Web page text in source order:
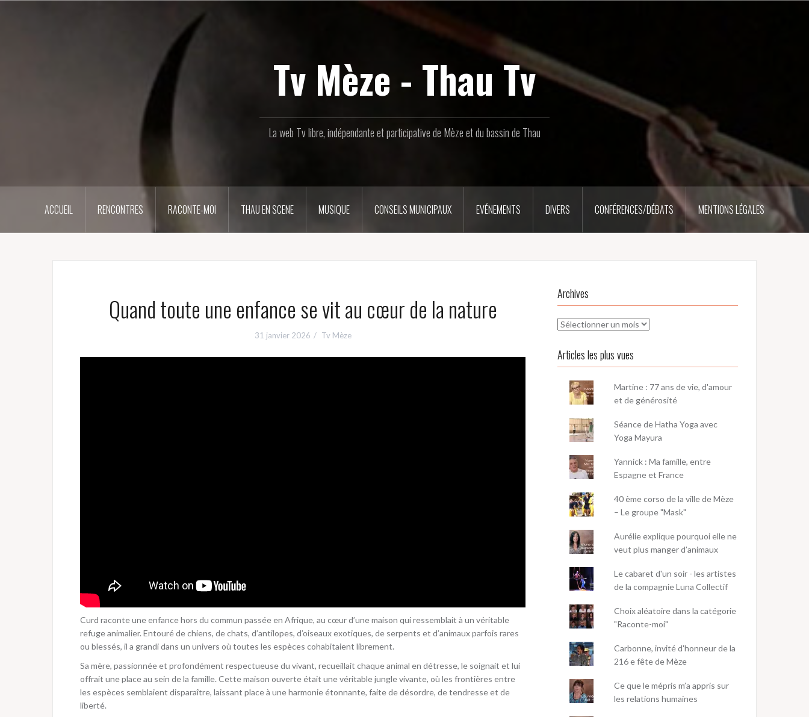
Tv Mèze - Thau Tv
La web Tv libre, indépendante et participative de Mèze et du bassin de Thau
ACCUEIL RENCONTRES RACONTE-MOI THAU EN SCENE MUSIQUE CONSEILS MUNICIPAUX EVÉNEMENTS DIVERS CONFÉRENCES/DÉBATS MENTIONS LÉGALES
Quand toute une enfance se vit au cœur de la nature
31 janvier 2026 Tv Mèze
Curd raconte une enfance hors du commun passée en Afrique, au cœur d’une maison qui ressemblait à un véritable
refuge animalier. Entouré de chiens, de chats, d’antilopes, d’oiseaux exotiques, de serpents et d’animaux parfois rares
ou blessés, il a grandi dans un univers où toutes les espèces cohabitaient librement.
Sa mère, passionnée et profondément respectueuse du vivant, recueillait chaque animal en détresse, le soignait et lui
offrait une place au sein de la famille. Cette maison ouverte était une véritable jungle vivante, où les frontières entre
les espèces semblaient disparaître, laissant place à une harmonie étonnante, faite de désordre, de tendresse et de
liberté.
Archives
Archives
Articles les plus vues
Martine : 77 ans de vie, d'amour
et de générosité
Séance de Hatha Yoga avec
Yoga Mayura
Yannick : Ma famille, entre
Espagne et France
40 ème corso de la ville de Mèze
– Le groupe "Mask"
Aurélie explique pourquoi elle ne
veut plus manger d’animaux
Le cabaret d'un soir - les artistes
de la compagnie Luna Collectif
Choix aléatoire dans la catégorie
"Raconte-moi"
Carbonne, invité d'honneur de la
216 e fête de Mèze
Ce que le mépris m’a appris sur
les relations humaines